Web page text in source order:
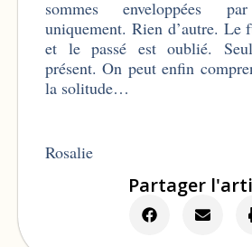
sommes enveloppées
uniquement. Rien d’autre. Le
et le passé est oublié.
présent. On peut enfin
la solitude…
Rosalie
Partager